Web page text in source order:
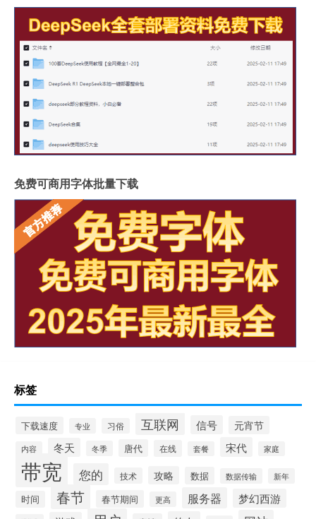
免费可商用字体批量下载
标签
下载速度 专业 习俗 互联网 信号 元宵节
内容 冬天 冬季 唐代 在线 套餐 宋代 家庭
带宽 您的 技术 攻略 数据 数据传输 新年
时间 春节 春节期间 更高 服务器 梦幻西游